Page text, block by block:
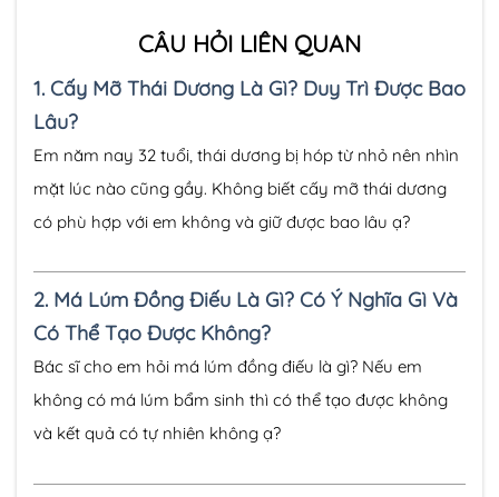
CÂU HỎI LIÊN QUAN
1. Cấy Mỡ Thái Dương Là Gì? Duy Trì Được Bao
Lâu?
Em năm nay 32 tuổi, thái dương bị hóp từ nhỏ nên nhìn
mặt lúc nào cũng gầy. Không biết cấy mỡ thái dương
có phù hợp với em không và giữ được bao lâu ạ?
2. Má Lúm Đồng Điếu Là Gì? Có Ý Nghĩa Gì Và
Có Thể Tạo Được Không?
Bác sĩ cho em hỏi má lúm đồng điếu là gì? Nếu em
không có má lúm bẩm sinh thì có thể tạo được không
và kết quả có tự nhiên không ạ?